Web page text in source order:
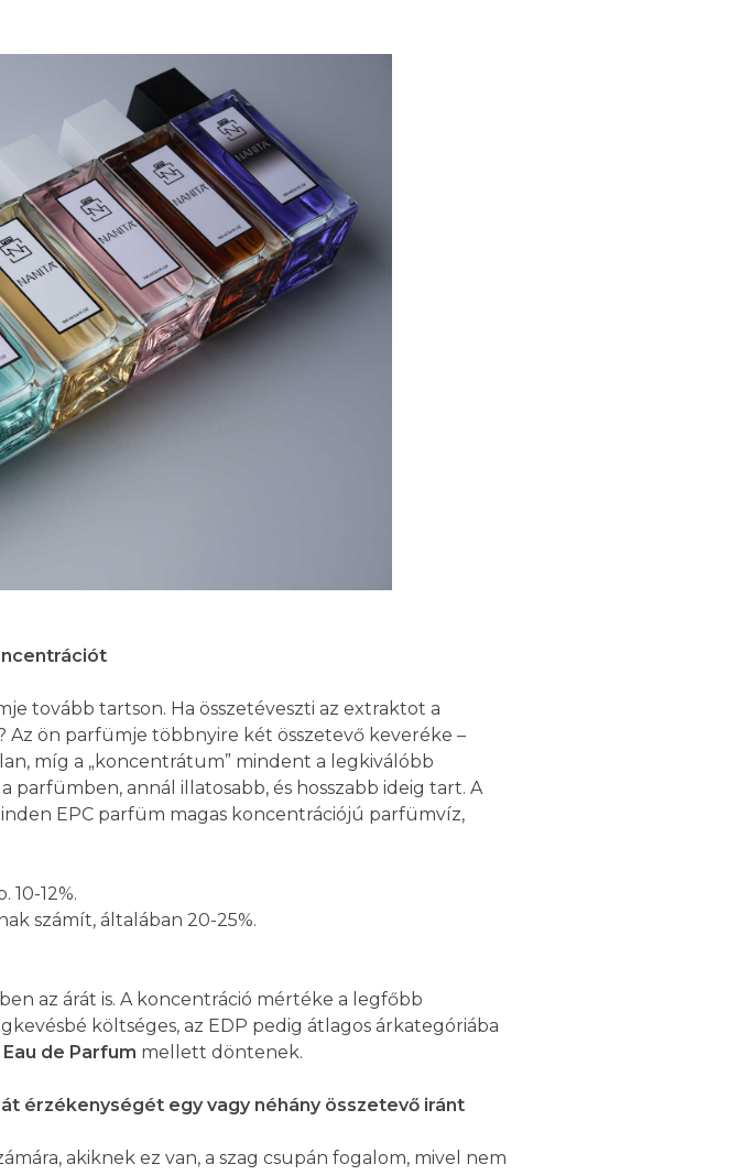
tovább tartson. Ha összetéveszti az extraktot a
ön parfümje többnyire két összetevő keveréke –
míg a „koncentrátum” mindent a legkiválóbb
annál illatosabb, és hosszabb ideig tart. A
EPC parfüm magas koncentrációjú parfümvíz,
12%.
számít, általában 20-25%.
az árát is. A koncentráció mértéke a legfőbb
költséges, az EDP pedig átlagos árkategóriába
Eau de Parfum mellett döntenek.
érzékenységét egy vagy néhány összetevő iránt
akiknek ez van, a szag csupán fogalom, mivel nem